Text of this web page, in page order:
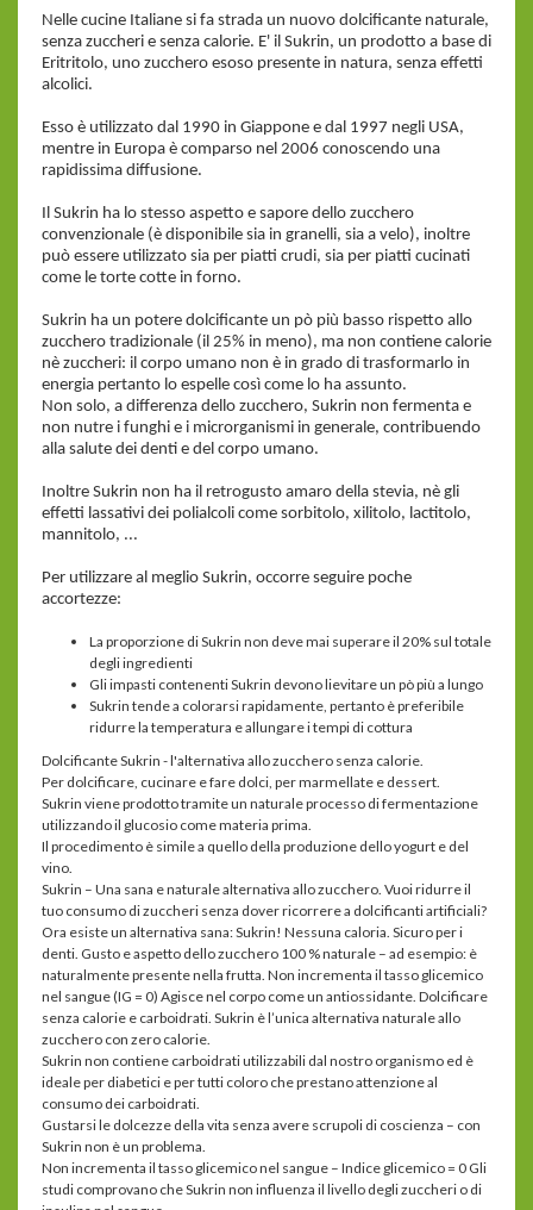
Nelle cucine Italiane si fa strada un nuovo dolcificante naturale,
senza zuccheri e senza calorie. E' il Sukrin, un prodotto a base di
Eritritolo, uno zucchero esoso presente in natura, senza effetti
alcolici.
Esso è utilizzato dal 1990 in Giappone e dal 1997 negli USA,
mentre in Europa è comparso nel 2006 conoscendo una
rapidissima diffusione.
Il Sukrin ha lo stesso aspetto e sapore dello zucchero
convenzionale (è disponibile sia in granelli, sia a velo), inoltre
può essere utilizzato sia per piatti crudi, sia per piatti cucinati
come le torte cotte in forno.
Sukrin ha un potere dolcificante un pò più basso rispetto allo
zucchero tradizionale (il 25% in meno), ma non contiene calorie
nè zuccheri: il corpo umano non è in grado di trasformarlo in
energia pertanto lo espelle così come lo ha assunto.
Non solo, a differenza dello zucchero, Sukrin non fermenta e
non nutre i funghi e i microrganismi in generale, contribuendo
alla salute dei denti e del corpo umano.
Inoltre Sukrin non ha il retrogusto amaro della stevia, nè gli
effetti lassativi dei polialcoli come sorbitolo, xilitolo, lactitolo,
mannitolo, ...
Per utilizzare al meglio Sukrin, occorre seguire poche
accortezze:
La proporzione di Sukrin non deve mai superare il 20% sul totale
degli ingredienti
Gli impasti contenenti Sukrin devono lievitare un pò più a lungo
Sukrin tende a colorarsi rapidamente, pertanto è preferibile
ridurre la temperatura e allungare i tempi di cottura
Dolcificante Sukrin - l'alternativa allo zucchero senza calorie.
Per dolcificare, cucinare e fare dolci, per marmellate e dessert.
Sukrin viene prodotto tramite un naturale processo di fermentazione
utilizzando il glucosio come materia prima.
Il procedimento è simile a quello della produzione dello yogurt e del
vino.
Sukrin – Una sana e naturale alternativa allo zucchero. Vuoi ridurre il
tuo consumo di zuccheri senza dover ricorrere a dolcificanti artificiali?
Ora esiste un alternativa sana: Sukrin! Nessuna caloria. Sicuro per i
denti. Gusto e aspetto dello zucchero 100 % naturale – ad esempio: è
naturalmente presente nella frutta. Non incrementa il tasso glicemico
nel sangue (IG = 0) Agisce nel corpo come un antiossidante. Dolcificare
senza calorie e carboidrati. Sukrin è l’unica alternativa naturale allo
zucchero con zero calorie.
Sukrin non contiene carboidrati utilizzabili dal nostro organismo ed è
ideale per diabetici e per tutti coloro che prestano attenzione al
consumo dei carboidrati.
Gustarsi le dolcezze della vita senza avere scrupoli di coscienza – con
Sukrin non è un problema.
Non incrementa il tasso glicemico nel sangue – Indice glicemico = 0 Gli
studi comprovano che Sukrin non influenza il livello degli zuccheri o di